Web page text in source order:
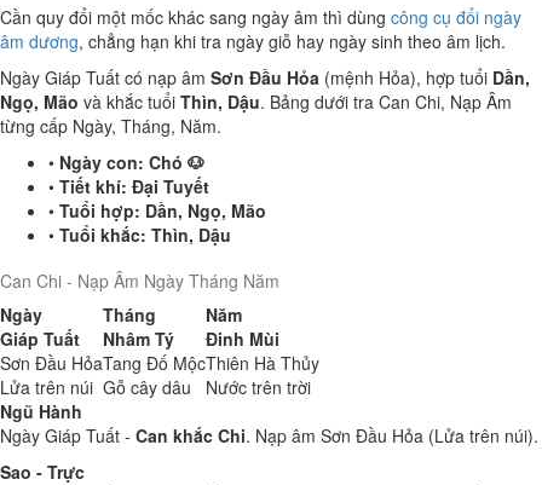
Cần quy đổi một mốc khác sang ngày âm thì dùng công cụ đổi ngày
âm dương, chẳng hạn khi tra ngày giỗ hay ngày sinh theo âm lịch.
Ngày Giáp Tuất có nạp âm Sơn Đầu Hỏa (mệnh Hỏa), hợp tuổi Dần,
Ngọ, Mão và khắc tuổi Thìn, Dậu. Bảng dưới tra Can Chi, Nạp Âm
từng cấp Ngày, Tháng, Năm.
• Ngày con: Chó 🐶
• Tiết khí: Đại Tuyết
• Tuổi hợp: Dần, Ngọ, Mão
• Tuổi khắc: Thìn, Dậu
Can Chi - Nạp Âm Ngày Tháng Năm
Ngày
Tháng
Năm
Giáp Tuất
Nhâm Tý
Đinh Mùi
Sơn Đầu HỏaTang Đố MộcThiên Hà Thủy
Lửa trên núi Gỗ cây dâu
Nước trên trời
Ngũ Hành
Ngày Giáp Tuất - Can khắc Chi. Nạp âm Sơn Đầu Hỏa (Lửa trên núi).
Sao - Trực